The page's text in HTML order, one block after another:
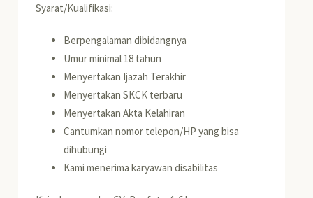
Syarat/Kualifikasi:
Berpengalaman dibidangnya
Umur minimal 18 tahun
Menyertakan Ijazah Terakhir
Menyertakan SKCK terbaru
Menyertakan Akta Kelahiran
Cantumkan nomor telepon/HP yang bisa
dihubungi
Kami menerima karyawan disabilitas